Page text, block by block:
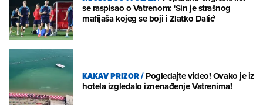
se raspisao o Vatrenom: 'Sin je strašnog
mafijaša kojeg se boji i Zlatko Dalić'
KAKAV PRIZOR/Pogledajte video! Ovako je iz
hotela izgledalo iznenađenje Vatrenima!